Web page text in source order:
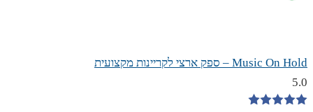
Music On Hold – ספק ארצי לקריינות מקצועית
5.0